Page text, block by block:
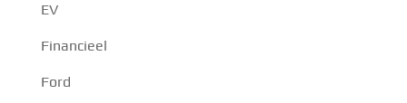
EV
Financieel
Ford